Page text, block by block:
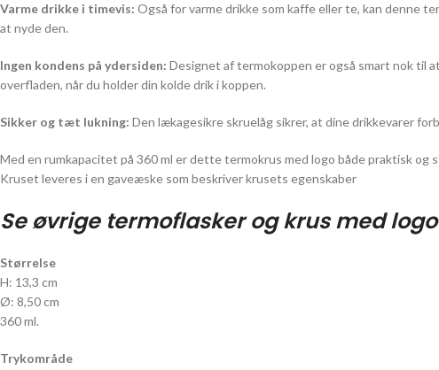
Varme drikke i timevis: Også for varme drikke som kaffe eller te, kan denne
at nyde den.
Ingen kondens på ydersiden: Designet af termokoppen er også smart nok til
overfladen, når du holder din kolde drik i koppen.
Sikker og tæt lukning: Den lækagesikre skruelåg sikrer, at dine drikkevarer
Med en rumkapacitet på 360 ml er dette termokrus med logo både praktisk og
Kruset leveres i en gaveæske som beskriver krusets egenskaber
Se øvrige termoflasker og krus med logo
Størrelse
H: 13,3 cm
Ø: 8,50 cm
360 ml.
Trykområde